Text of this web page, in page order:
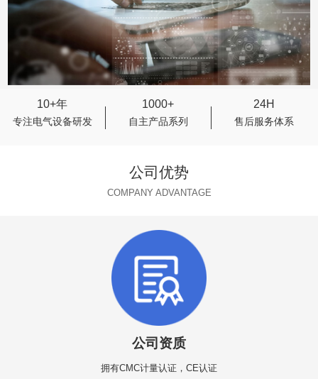
10+年
专注电气设备研发
1000+
自主产品系列
24H
售后服务体系
公司优势
COMPANY ADVANTAGE
公司资质
拥有CMC计量认证，CE认证